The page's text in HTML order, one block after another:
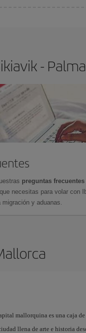
-
preguntas
necesitas para volar con
y aduanas.
mallorquina es una caja de
llena de arte e historia